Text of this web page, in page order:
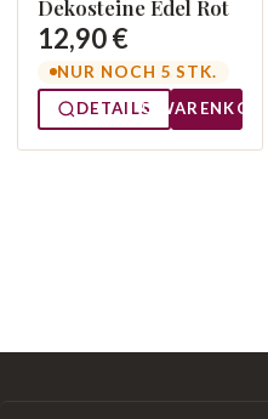
Dekosteine Edel Rot
12,90 €
NUR NOCH 5 STK.
DETAILS
WARENKORB